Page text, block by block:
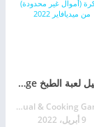
تحميل لعبة الطبخ Food Voyage مهكرة للأندرويد اخر اصدار
WeFun: Casual & Cooking Games
9 أبريل، 2022